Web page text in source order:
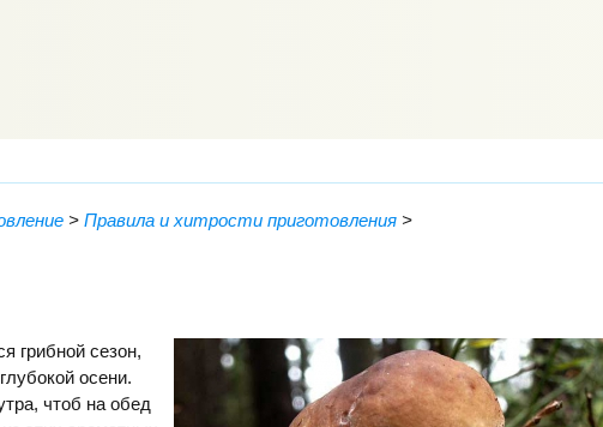
> Правила и хитрости приготовления >
грибной сезон,
осени.
чтоб на обед